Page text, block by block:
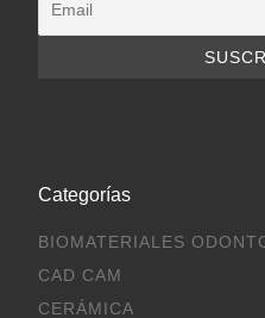
Categorías
BIOMATERIALES
CAD CAM
CERÁMICA